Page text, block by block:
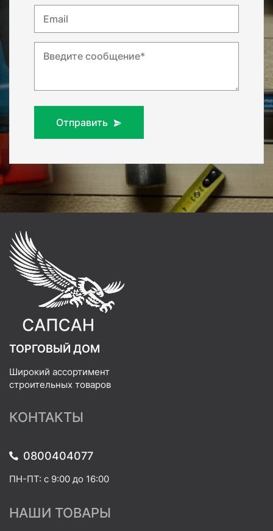
Email
Введите сообщение*
Отправить
ТОРГОВЫЙ ДОМ
Широкий ассортимент
строительных товаров
КОНТАКТЫ
0800404077
ПН-ПТ: с 9:00 до 16:00
НАШИ ТОВАРЫ